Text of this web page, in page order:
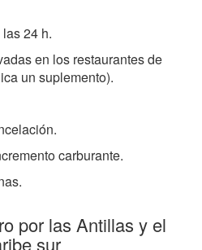
24 h.
en los restaurantes de
un suplemento).
carburante.
por las Antillas y el
sur